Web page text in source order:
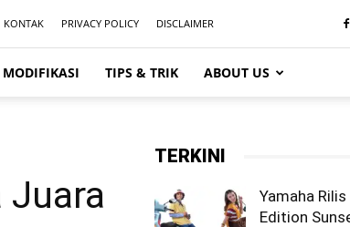
KONTAK PRIVACY POLICY DISCLAIMER
MODIFIKASI TIPS & TRIK ABOUT US
Juara
TERKINI
Yamaha
Edition